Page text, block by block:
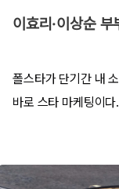
이효리·이상순 부
폴스타가 단기간 내
바로 스타 마케팅이다.